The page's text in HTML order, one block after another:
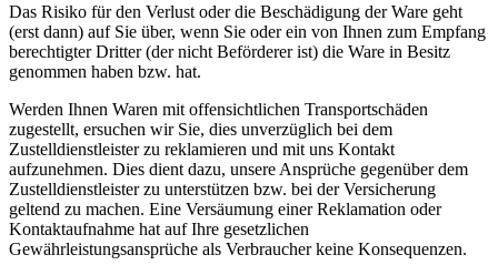
Das Risiko für den Verlust oder die Beschädigung der Ware geht
(erst dann) auf Sie über, wenn Sie oder ein von Ihnen zum Empfang
berechtigter Dritter (der nicht Beförderer ist) die Ware in Besitz
genommen haben bzw. hat.
Werden Ihnen Waren mit offensichtlichen Transportschäden
zugestellt, ersuchen wir Sie, dies unverzüglich bei dem
Zustelldienstleister zu reklamieren und mit uns Kontakt
aufzunehmen. Dies dient dazu, unsere Ansprüche gegenüber dem
Zustelldienstleister zu unterstützen bzw. bei der Versicherung
geltend zu machen. Eine Versäumung einer Reklamation oder
Kontaktaufnahme hat auf Ihre gesetzlichen
Gewährleistungsansprüche als Verbraucher keine Konsequenzen.